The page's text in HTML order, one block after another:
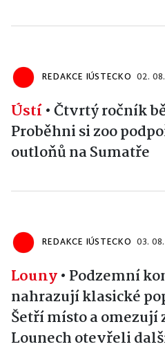
REDAKCE IÚSTECKO 02.
Ústí•Čtvrtý ročník
Proběhni si zoo
outloňů na Sumatře
REDAKCE IÚSTECKO 03.
Louny• Podzemní
nahrazují klasické
Šetří místo a omezují
Lounech otevřeli